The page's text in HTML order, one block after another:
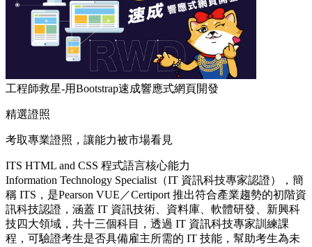
工程師救星-用Bootstrap速成響應式網頁開發
精選證照
考取專業證照，讓能力被市場看見
ITS HTML and CSS 程式語言核心能力
Information Technology Specialist（IT 資訊科技專家認證），簡
稱 ITS，是Pearson VUE／Certiport 推出符合產業趨勢的初階資
訊科技認證，涵蓋 IT 資訊技術、資料庫、軟體研發、新興科
技四大領域，共十三個科目，透過 IT 資訊科技專家訓練課
程，可驗證考生是否具備雇主所需的 IT 技能，幫助考生為未